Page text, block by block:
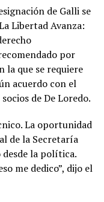
de Galli se
Libertad Avanza:
por
la que se requiere
acuerdo con el
de De Loredo.
La oportunidad
de la Secretaría
desde la política.
me dedico”, dijo el